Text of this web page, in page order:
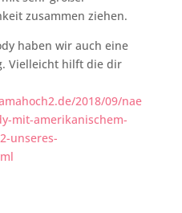
zusammen ziehen.
haben wir auch eine
Vielleicht hilft die dir
2018/09/nae
mit-amerikanischem-
unseres-